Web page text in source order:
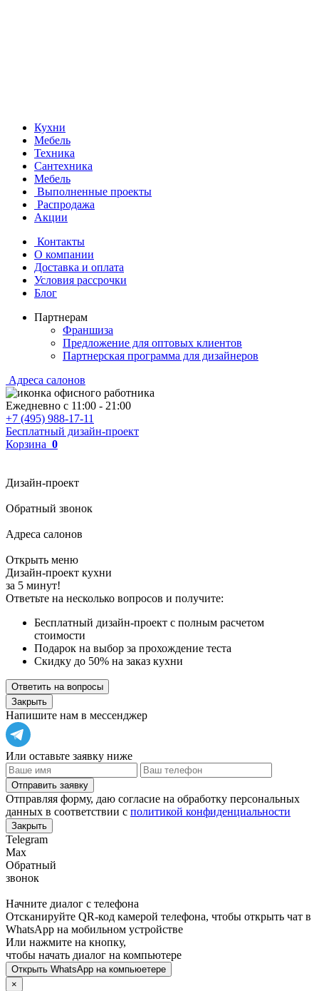
Кухни
Мебель
Техника
Сантехника
Мебель
Выполненные проекты
Распродажа
Акции
Контакты
О компании
Доставка и оплата
Условия рассрочки
Блог
Партнерам
Франшиза
Предложение для оптовых клиентов
Партнерская программа для дизайнеров
Адреса салонов
Ежедневно с 11:00 - 21:00
+7 (495) 988-17-11
Бесплатный дизайн-проект
Корзина 0
Дизайн-проект
Обратный звонок
Адреса салонов
Открыть меню
Дизайн-проект кухни
за 5 минут!
Ответьте на несколько вопросов и получите:
Бесплатный дизайн-проект с полным расчетом
стоимости
Подарок на выбор за прохождение теста
Скидку до 50% на заказ кухни
Ответить на вопросы
Закрыть
Напишите нам в мессенджер
Или оставьте заявку ниже
Отправить заявку
Отправляя форму, даю согласие на обработку персональных
данных в соответствии с политикой конфиденциальности
Закрыть
Telegram
Max
Обратный
звонок
Начните диалог с телефона
Отсканируйте QR-код камерой телефона, чтобы открыть чат в
WhatsApp на мобильном устройстве
Или нажмите на кнопку,
чтобы начать диалог на компьютере
Открыть WhatsApp на компьюетере
×